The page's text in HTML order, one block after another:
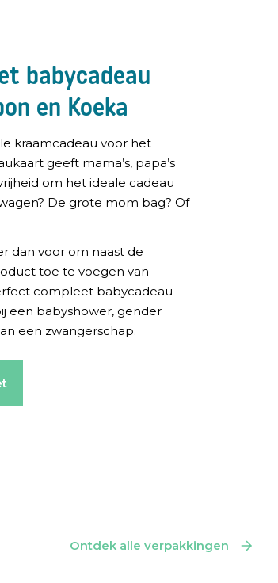
babycadeau
en Koeka
kraamcadeau voor het
geeft mama’s, papa’s
om het ideale cadeau
De grote mom bag? Of
dan voor om naast de
toe te voegen van
compleet babycadeau
een babyshower, gender
een zwangerschap.
Ontdek alle verpakkingen